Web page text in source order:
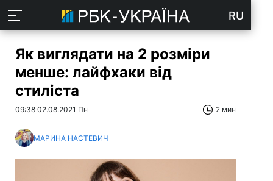
RU
Як виглядати на 2 розміри
менше: лайфхаки від
стиліста
09:38 02.08.2021 Пн 2 мин
МАРИНА НАСТЕВИЧ